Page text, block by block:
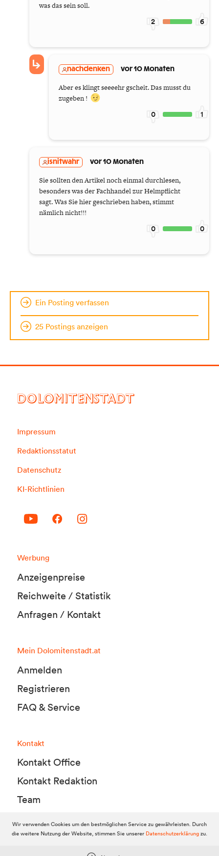
was das sein soll.
2 6
nachdenken vor 10 Monaten
Aber es klingt seeeehr gscheit. Das musst du
zugeben !
0 1
isnitwahr vor 10 Monaten
Sie sollten den Artikel noch einmal durchlesen,
besonders was der Fachhandel zur Helmpflicht
sagt. Was Sie hier geschrieben haben, stimmt
nämlich nicht!!!
0 0
Ein Posting verfassen
25 Postings anzeigen
DOLOMITENSTADT
Impressum
Redaktionsstatut
Datenschutz
KI-Richtlinien
Werbung
Anzeigenpreise
Reichweite / Statistik
Anfragen / Kontakt
Mein Dolomitenstadt.at
Anmelden
Registrieren
FAQ & Service
Kontakt
Kontakt Office
Kontakt Redaktion
Team
© 2010-2026 Dolomitenstadt.at
Wir verwenden Cookies um den bestmöglichen Service zu gewährleisten. Durch
die weitere Nutzung der Website, stimmen Sie unserer Datenschutzerklärungzu.